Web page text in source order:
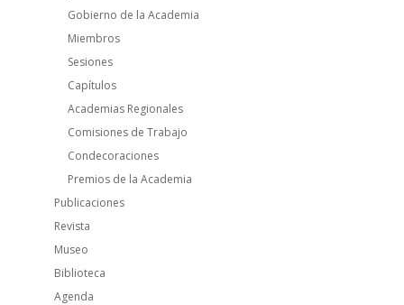
Gobierno de la Academia
Miembros
Sesiones
Capítulos
Academias Regionales
Comisiones de Trabajo
Condecoraciones
Premios de la Academia
Publicaciones
Revista
Museo
Biblioteca
Agenda